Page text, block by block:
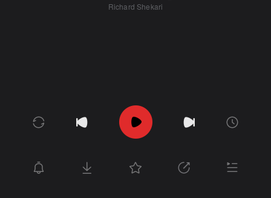
Richard Shekari